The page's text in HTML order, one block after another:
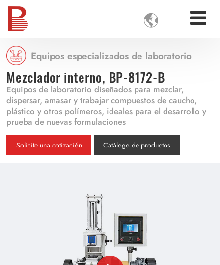

Equipos especializados de laboratorio
Mezclador interno, BP-8172-B
Equipos de laboratorio diseñados para mezclar,
dispersar, amasar y trabajar compuestos de caucho,
plástico y otros polímeros, ideales para el desarrollo y
prueba de nuevas formulaciones
Solicite una cotización Catálogo de productos